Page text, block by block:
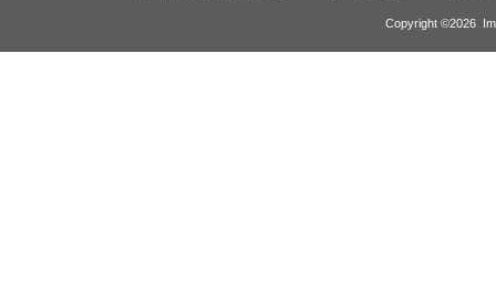
Copyright ©2026